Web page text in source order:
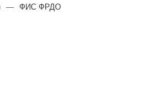
— ФИС ФРДО